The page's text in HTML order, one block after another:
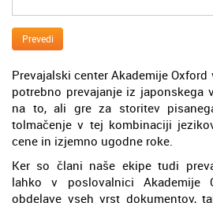
Prevedi
Prevajalski center Akademije
potrebno prevajanje iz japonskega
na to, ali gre za storitev
tolmačenje v tej kombinaciji
cene in izjemno ugodne roke.
Ker so člani naše ekipe tudi
lahko v poslovalnici Akademije
obdelave vseh vrst dokumentov,